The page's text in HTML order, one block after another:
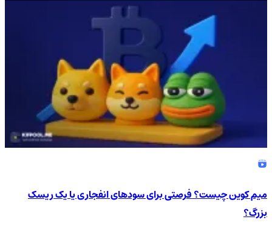
میم کوین چیست؟ فرصتی برای سودهای انفجاری یا یک ریسک
بزرگ؟